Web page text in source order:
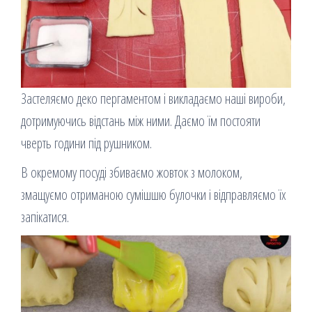
Застеляємо деко пергаментом і викладаємо наші вироби,
дотримуючись відстань між ними. Даємо їм постояти
чверть години під рушником.
В окремому посуді збиваємо жовток з молоком,
змащуємо отриманою сумішшю булочки і відправляємо їх
запікатися.